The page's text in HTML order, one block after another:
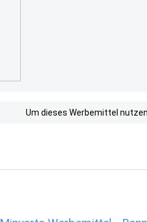
Um dieses Werbemittel